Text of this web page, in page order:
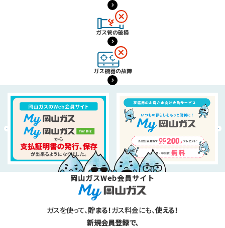
ガス管の破損
ガス機器の故障
岡山ガスWeb会員サイト
ガスを使って、 貯まる！ガス料金にも、使える！
新規会員登録で、